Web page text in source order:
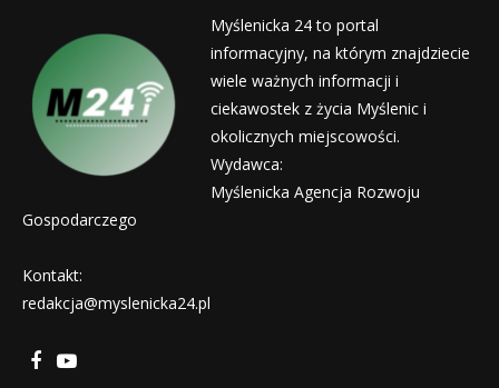
Myślenicka 24 to portal
informacyjny, na którym znajdziecie
wiele ważnych informacji i
ciekawostek z życia Myślenic i
okolicznych miejscowości.
Wydawca:
Myślenicka Agencja Rozwoju
Gospodarczego
Kontakt:
redakcja@myslenicka24.pl